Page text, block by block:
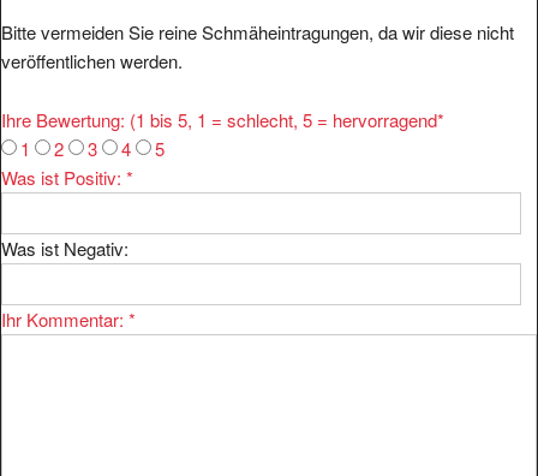
Bitte vermeiden Sie reine Schmäheintragungen, da wir diese nicht
veröffentlichen werden.
Ihre Bewertung: (1 bis 5, 1 = schlecht, 5 = hervorragend*
1
2 3 4
5
Was ist Positiv: *
Was ist Negativ:
Ihr Kommentar: *